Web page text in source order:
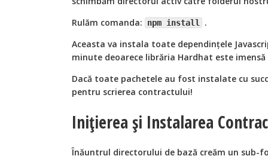
Rulăm comanda:
npm install
.
Aceasta va instala toate dependințele
minute deoarece librăria Hardhat este
Dacă toate pachetele au fost instalate cu
pentru scrierea contractului!
Inițierea și Instalarea
Înăuntrul directorului de bază creăm un sub-